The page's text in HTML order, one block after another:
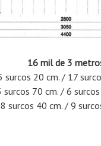
16 mil de 3
surcos 20 cm. / 17
surcos 70 cm. / 6
8 surcos 40 cm. / 9